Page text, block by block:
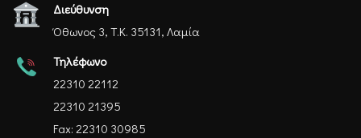
Διεύθυνση
Όθωνος 3, Τ.Κ. 35131, Λαμία
Τηλέφωνο
22310 22112
22310 21395
Fax: 22310 30985